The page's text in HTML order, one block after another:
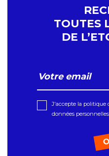
TOUTES
DE
J'accepte la politique
données personnelles